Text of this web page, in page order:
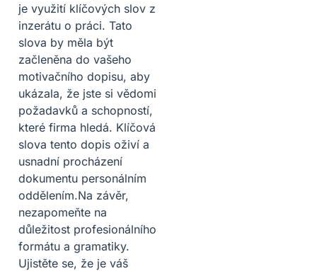
je využití klíčových slov z
inzerátu o práci. Tato
slova by měla být
začleněna do vašeho
motivačního dopisu, aby
ukázala, že jste si vědomi
požadavků a schopností,
které firma hledá. Klíčová
slova tento dopis oživí a
usnadní procházení
dokumentu personálním
oddělením.Na závěr,
nezapomeňte na
důležitost profesionálního
formátu a gramatiky.
Ujistěte se, že je váš